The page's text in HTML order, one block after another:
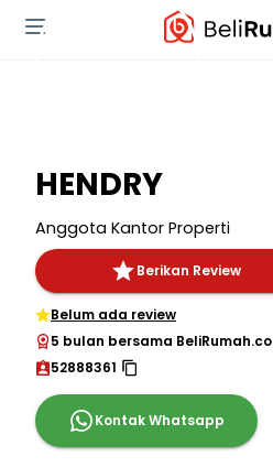
HENDRY
Anggota Kantor Properti
Berikan Review
Belum ada review
5 bulan bersama BeliRumah.co
52888361
Kontak Whatsapp